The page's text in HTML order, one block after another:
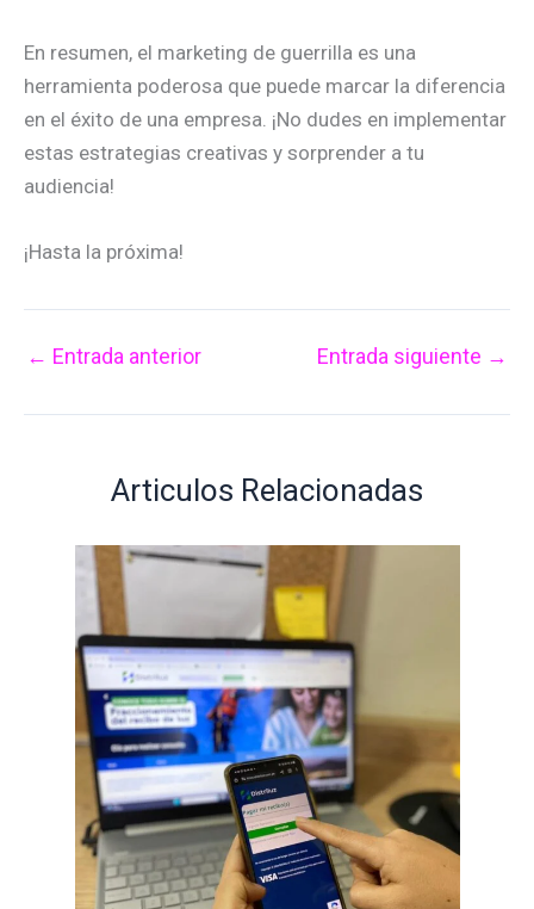
En resumen, el marketing de guerrilla es una
herramienta poderosa que puede marcar la diferencia
en el éxito de una empresa. ¡No dudes en implementar
estas estrategias creativas y sorprender a tu
audiencia!
¡Hasta la próxima!
← Entrada anterior Entrada siguiente →
Articulos Relacionadas